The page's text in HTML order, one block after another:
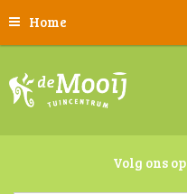
Home
Volg ons op